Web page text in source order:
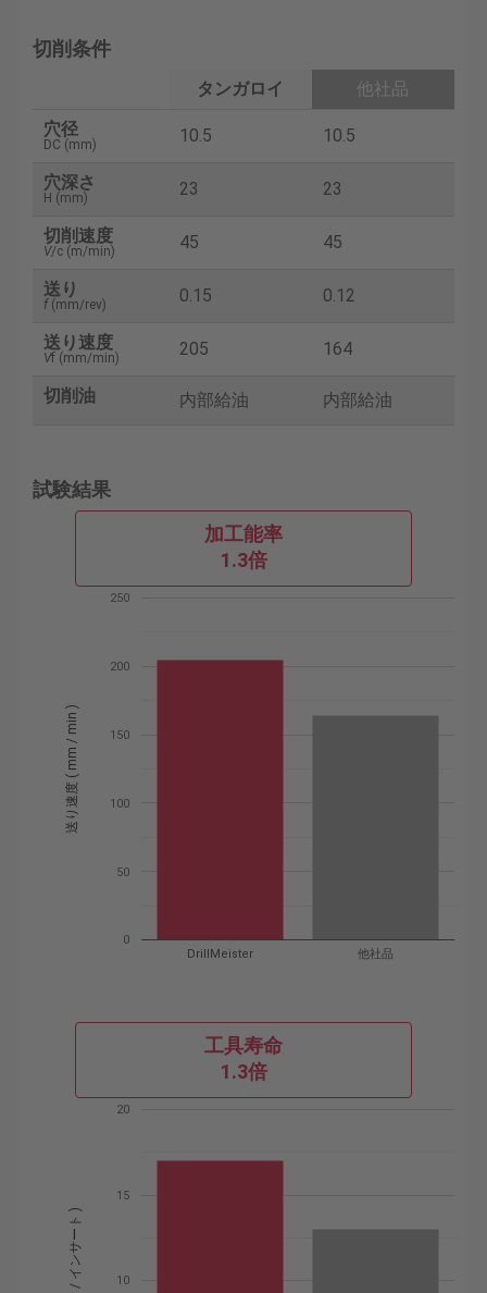
切削条件
タンガロイ
他社品
穴径
DC (mm) 10.5 10.5
穴深さ
H (mm) 23 23
切削速度
V/c (m/min) 45 45
送り
f(mm/rev) 0.15 0.12
送り速度
Vf (mm/min) 205 164
切削油 内部給油 内部給油
試験結果
加工能率
1.3倍
DrillMeister 他社品
0
50
100
150
200
250
送り速度 ( mm / min )
工具寿命
1.3倍
10
15
20